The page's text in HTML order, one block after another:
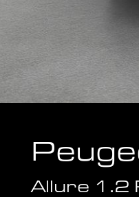
Allure 1.2